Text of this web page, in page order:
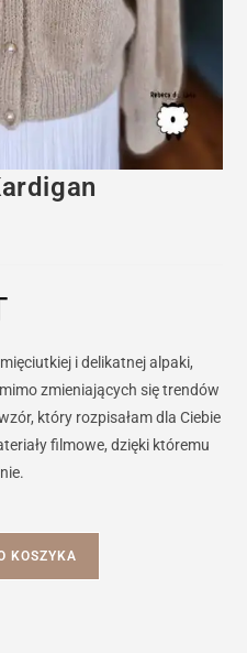
i delikatnej alpaki,
zmieniających się trendów
który rozpisałam dla Ciebie
filmowe, dzięki któremu
KOSZYKA